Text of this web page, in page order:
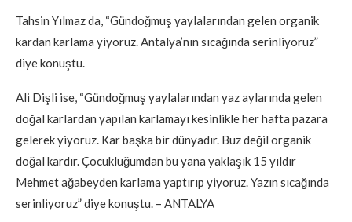
Tahsin Yılmaz da, “Gündoğmuş yaylalarından gelen organik
kardan karlama yiyoruz. Antalya’nın sıcağında serinliyoruz”
diye konuştu.
Ali Dişli ise, “Gündoğmuş yaylalarından yaz aylarında gelen
doğal karlardan yapılan karlamayı kesinlikle her hafta pazara
gelerek yiyoruz. Kar başka bir dünyadır. Buz değil organik
doğal kardır. Çocukluğumdan bu yana yaklaşık 15 yıldır
Mehmet ağabeyden karlama yaptırıp yiyoruz. Yazın sıcağında
serinliyoruz” diye konuştu. – ANTALYA